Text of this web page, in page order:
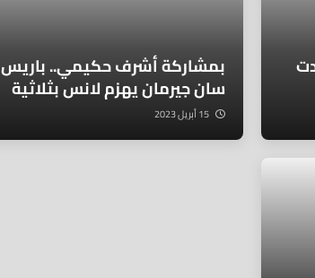
بمشاركة أشرف حكيمي.. باريس
سان جيرمان يهزم لانس بثلاثية